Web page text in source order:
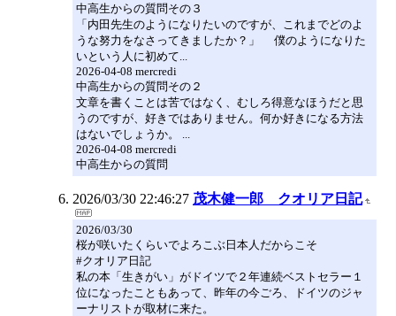
中高生からの質問その３
「内田先生のようになりたいのですが、これまでどのよ
うな努力をなさってきましたか？」 僕のようになりた
いという人に初めて...
2026-04-08 mercredi
中高生からの質問その２
文章を書くことは苦ではなく、むしろ得意なほうだと思
うのですが、好きではありません。何か好きになる方法
はないでしょうか。 ...
2026-04-08 mercredi
中高生からの質問
2026/03/30 22:46:27 茂木健一郎 クオリア日記
2026/03/30
桜が咲いたくらいでよろこぶ日本人だからこそ
#クオリア日記
私の本「生きがい」がドイツで２年連続ベストセラー１
位になったこともあって、昨年の今ごろ、ドイツのジャ
ーナリストが取材に来た。